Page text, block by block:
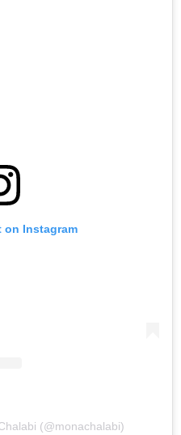
on Instagram
(@monachalabi)